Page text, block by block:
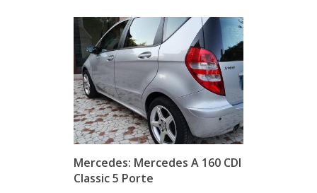
Mercedes: Mercedes A 160 CDI
Classic 5 Porte